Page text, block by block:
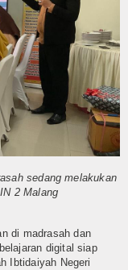
sedang melakukan
2 Malang
di madrasah dan
digital siap
Ibtidaiyah Negeri